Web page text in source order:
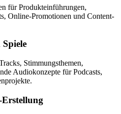
für Produkteinführungen,
Online-Promotionen und Content-
Stimmungsthemen,
Audiokonzepte für Podcasts,